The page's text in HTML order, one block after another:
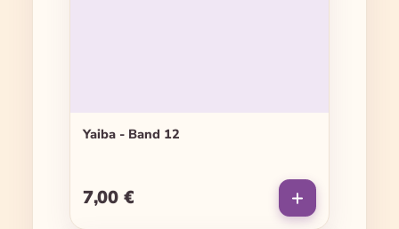
Yaiba - Band 12
Regulärer Preis:
7,00 €